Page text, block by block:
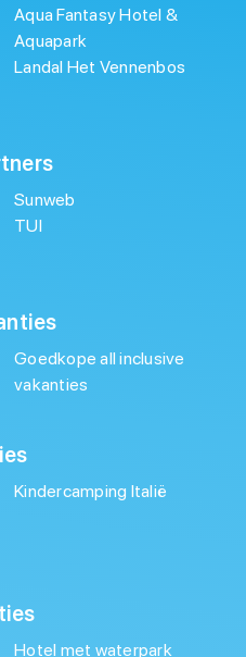
Aqua Fantasy Hotel &
Aquapark
Landal Het Vennenbos
Sunweb
TUI
Goedkope all inclusive
vakanties
Kindercamping Italië
Hotel met waterpark